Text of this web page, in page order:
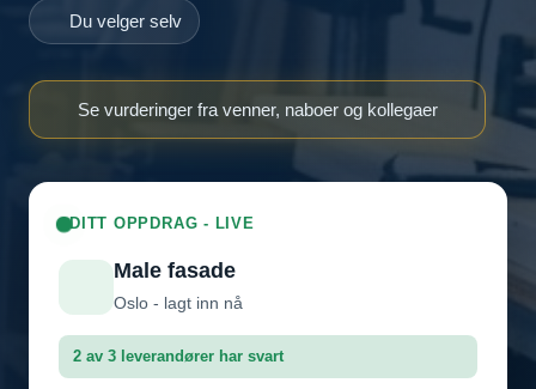
Du velger selv
Se vurderinger fra venner, naboer og kollegaer
DITT OPPDRAG - LIVE
Male fasade
Oslo - lagt inn nå
2 av 3 leverandører har svart